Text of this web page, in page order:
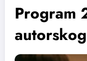
Program